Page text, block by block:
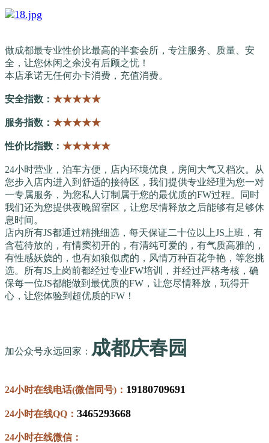
做成都最专业性价比最高的半套会所，专注服务、质量、安
全，让您休闲之余没有后顾之忧！
本店承诺无任何办卡消费，充值消费。
安全指数： ★★★★★
服务指数： ★★★★★
性价比指数： ★★★★★
24小时营业，泊车方便，店内环境优良，房间大气又档次。从
您步入店内进入到舒适的接待区，我们提供专业经理为您一对
一专属服务，为您私人订制属于您的最优质的FW过程。同时
我们还为您提供夜晚留宿区，让您尽情释放之后能够有足够休
息时间。
店内所有JS都通过精挑细选，每天保证二十位以上JS上班，有
含苞待放的，有情窦初开的，有清纯可爱的，有气质高雅的，
有性感妖娆的，也有如狼似虎的，风情万种百花争艳，等您挑
选。所有JS上岗前都经过专业FW培训，并经过严格考核，确
保每一位JS都能做到最优质的FW，让您尽情释放，玩得开
心，让您体验到超优质的FW！
加公众号永远回家： 成都庆春园
24小时在线电话(微信同号)： 19180709691
24小时在线QQ： 3465293668
24小时在线微信：